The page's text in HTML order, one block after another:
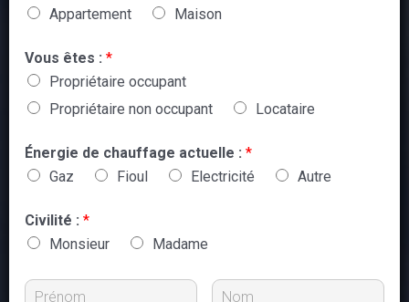
Appartement
Maison
Vous êtes : *
Propriétaire occupant
Propriétaire non occupant
Locataire
Énergie de chauffage actuelle : *
Gaz
Fioul Electricité Autre
Civilité : *
Monsieur
Madame